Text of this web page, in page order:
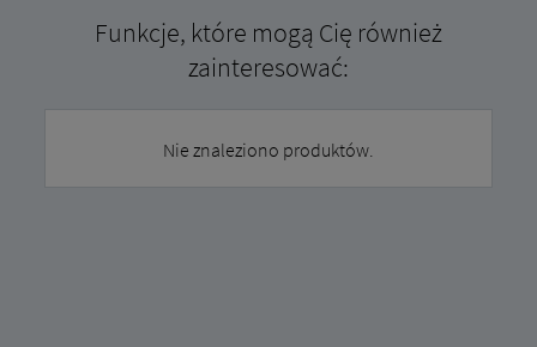
Funkcje, które mogą Cię również
zainteresować:
Nie znaleziono produktów.